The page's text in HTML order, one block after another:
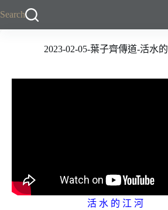
Search
2023-02-05-葉子齊傳道-活水
活 水 的 江 河